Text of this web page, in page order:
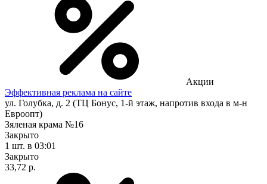
Акции
Эффективная реклама на сайте
ул. Голубка, д. 2 (ТЦ Бонус, 1-й этаж, напротив входа в м-н
Евроопт)
Зяленая крама №16
Закрыто
1 шт. в 03:01
Закрыто
33,72 р.